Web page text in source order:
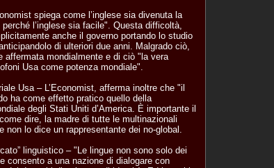
spiega come l’inglese sia divenuta la
l’inglese sia facile". Questa difficoltà,
anche il governo portando lo studio
di ulteriori due anni. Malgrado ciò,
affermata mondialmente e di ciò "la vera
Usa come potenza mondiale".
Usa – L’Economist, afferma inoltre che "il
ha come effetto pratico quello della
degli Stati Uniti d’America. È importante il
dire, la madre di tutte le multinazionali
non lo dice un rappresentante dei no-global.
linguistico – "Le lingue non sono solo dei
consento a una nazione di dialogare con